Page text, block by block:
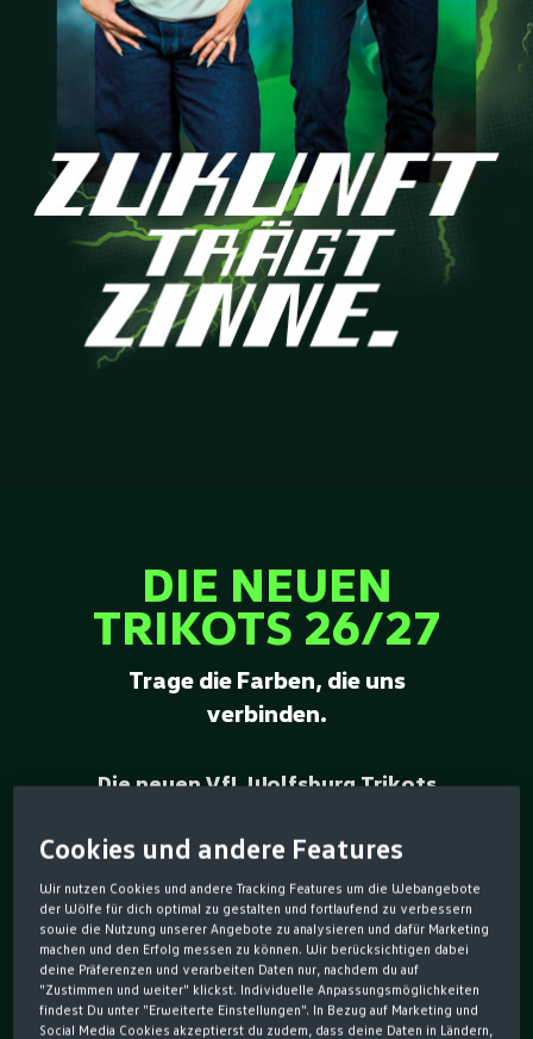
DIE NEUEN
TRIKOTS 26/27
Trage die Farben, die uns
verbinden.
Die neuen VfL Wolfsburg Trikots
hochwertige Materialien und die
Leidenschaft für Grün-Weiß. Ob im
Stadion, beim Training oder im
Alltag – mit den aktuellen Jerseys
zeigst du deine Verbundenheit zu
Cookies und andere Features
Wir nutzen Cookies und andere Tracking Features um die Webangebote
der Wölfe für dich optimal zu gestalten und fortlaufend zu verbessern
sowie die Nutzung unserer Angebote zu analysieren und dafür Marketing
machen und den Erfolg messen zu können. Wir berücksichtigen dabei
deine Präferenzen und verarbeiten Daten nur, nachdem du auf
"Zustimmen und weiter" klickst. Individuelle Anpassungsmöglichkeiten
findest Du unter "Erweiterte Einstellungen". In Bezug auf Marketing und
Social Media Cookies akzeptierst du zudem, dass deine Daten in Ländern,